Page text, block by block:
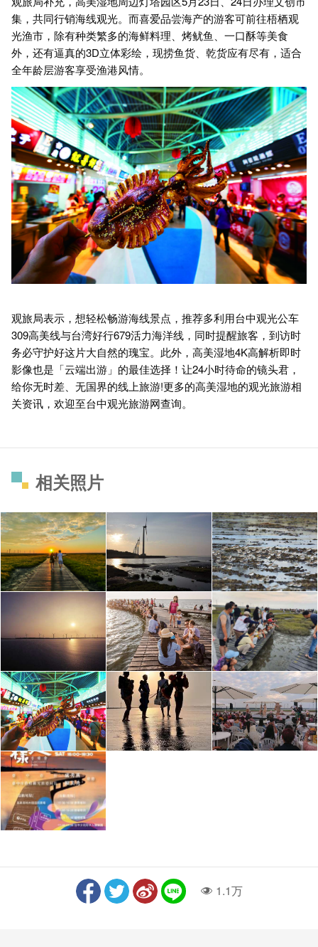
集，共同行销海线观光。而喜爱品尝海产的游客可前往梧栖观
光渔市，除有种类繁多的海鲜料理、烤鱿鱼、一口酥等美食
外，还有逼真的3D立体彩绘，现捞鱼货、乾货应有尽有，适合
全年龄层游客享受渔港风情。
观旅局表示，想轻松畅游海线景点，推荐多利用台中观光公车
309高美线与台湾好行679活力海洋线，同时提醒旅客，到访时
务必守护好这片大自然的瑰宝。此外，高美湿地4K高解析即时
影像也是「云端出游」的最佳选择！让24小时待命的镜头君，
给你无时差、无国界的线上旅游!更多的高美湿地的观光旅游相
关资讯，欢迎至台中观光旅游网查询。
相关照片
人气1.1万